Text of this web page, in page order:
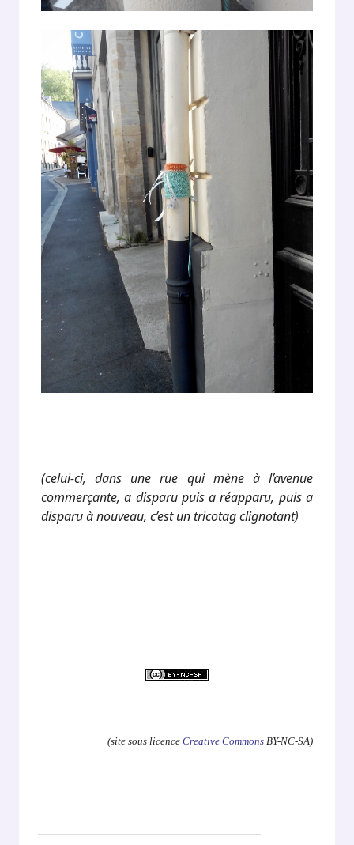
(celui-ci, dans une rue qui mène à l’avenue
commerçante, a disparu puis a réapparu, puis a
disparu à nouveau, c’est un tricotag clignotant)
(site sous licence Creative CommonsBY-NC-SA)